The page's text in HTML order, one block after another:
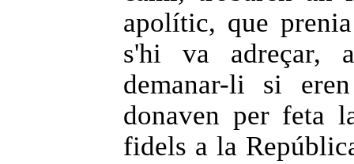
apolític, que
s'hi va adreçar,
demanar-li si
donaven per feta
fidels a la